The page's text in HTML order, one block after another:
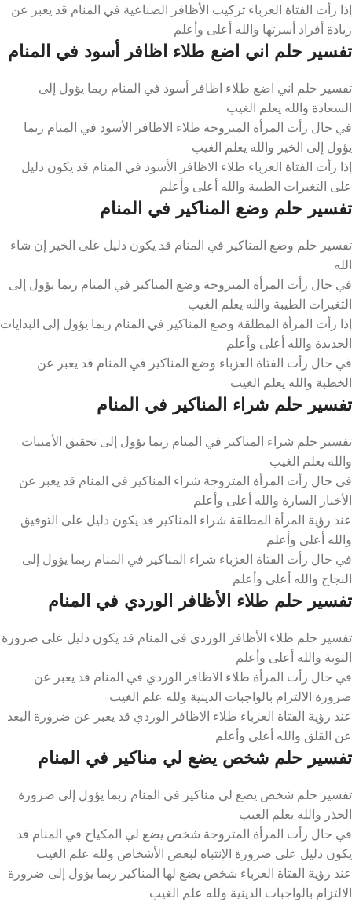
إذا رأت الفتاة العزباء تركيب الأظافر الصناعية في المنام قد يعبر عن
زيادة أفراد أسرتها والله أعلى وأعلم
تفسير حلم اني اضع طلاء اظافر أسود في المنام
تفسير حلم اني اضع طلاء اظافر أسود في المنام ربما يؤول إلى
السعادة والله يعلم الغيب
في حال رأت المرأة المتزوجة طلاء الاظافر الأسود في المنام ربما
يؤول إلى الخير والله يعلم الغيب
إذا رأت الفتاة العزباء طلاء الاظافر الأسود في المنام قد يكون دليل
على التغيرات الطيبة والله أعلى وأعلم
تفسير حلم وضع المناكير في المنام
تفسير حلم وضع المناكير في المنام قد يكون دليل على الخير إن شاء
الله
في حال رأت المرأة المتزوجة وضع المناكير في المنام ربما يؤول إلى
التغيرات الطيبة والله يعلم الغيب
إذا رأت المرأة المطلقة وضع المناكير في المنام ربما يؤول إلى البدايات
الجديدة والله أعلى وأعلم
في حال رأت الفتاة العزباء وضع المناكير في المنام قد يعبر عن
الخطبة والله يعلم الغيب
تفسير حلم شراء المناكير في المنام
تفسير حلم شراء المناكير في المنام ربما يؤول إلى تحقيق الأمنيات
والله يعلم الغيب
في حال رأت المرأة المتزوجة شراء المناكير في المنام قد يعبر عن
الأخبار السارة والله أعلى وأعلم
عند رؤية المرأة المطلقة شراء المناكير قد يكون دليل على التوفيق
والله أعلى وأعلم
في حال رأت الفتاة العزباء شراء المناكير في المنام ربما يؤول إلى
النجاح والله أعلى وأعلم
تفسير حلم طلاء الأظافر الوردي في المنام
تفسير حلم طلاء الأظافر الوردي في المنام قد يكون دليل على ضرورة
التوبة والله أعلى وأعلم
في حال رأت المرأة طلاء الاظافر الوردي في المنام قد يعبر عن
ضرورة الالتزام بالواجبات الدينية ولله علم الغيب
عند رؤية الفتاة العزباء طلاء الاظافر الوردي قد يعبر عن ضرورة البعد
عن القلق والله أعلى وأعلم
تفسير حلم شخص يضع لي مناكير في المنام
تفسير حلم شخص يضع لي مناكير في المنام ربما يؤول إلى ضرورة
الحذر والله يعلم الغيب
في حال رأت المرأة المتزوجة شخص يضع لي المكياج في المنام قد
يكون دليل على ضرورة الإنتباه لبعض الأشخاص ولله علم الغيب
عند رؤية الفتاة العزباء شخص يضع لها المناكير ربما يؤول إلى ضرورة
الالتزام بالواجبات الدينية ولله علم الغيب